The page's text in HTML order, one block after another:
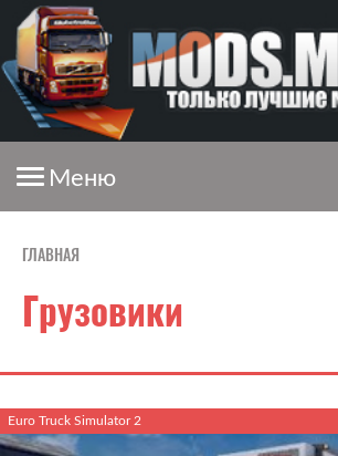
Меню
ГЛАВНАЯ
Грузовики
Euro Truck Simulator 2